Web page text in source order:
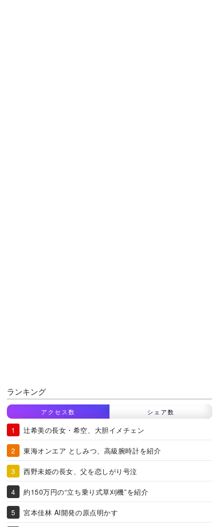
ランキング
アクセス数 シェア数
辻希美の長女・希空、大胆イメチェン
東海オンエア としみつ、高級腕時計を紹介
西野未姫の長女、父を恋しがり号泣
約150万円の“立ち乗り式草刈機”を紹介
宮本佳林 AI開発の原点明かす